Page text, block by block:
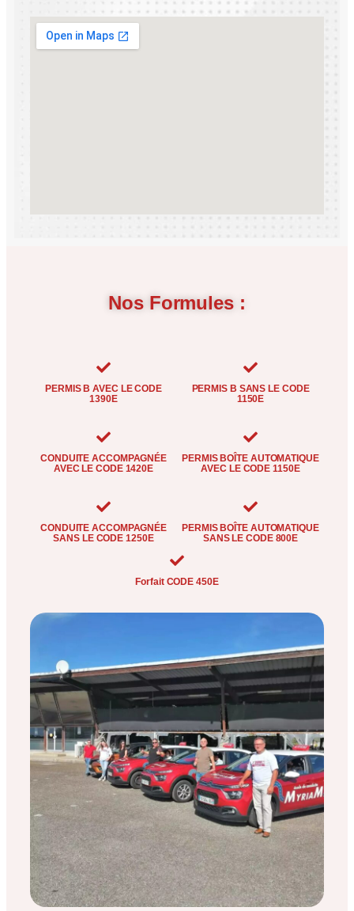
Nos Formules :
PERMIS B AVEC LE CODE
1390E
CONDUITE ACCOMPAGNÉE
AVEC LE CODE 1420E
CONDUITE ACCOMPAGNÉE
SANS LE CODE 1250E
PERMIS B SANS LE CODE
1150E
PERMIS BOÎTE AUTOMATIQUE
AVEC LE CODE 1150E
PERMIS BOÎTE AUTOMATIQUE
SANS LE CODE 800E
Forfait CODE 450E